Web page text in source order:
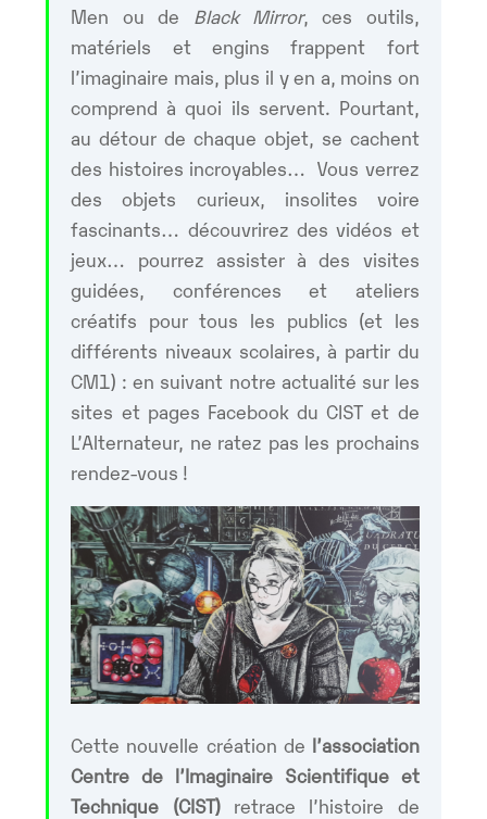
Men ou de Black Mirror, ces outils,
matériels et engins frappent fort
l’imaginaire mais, plus il y en a, moins on
comprend à quoi ils servent. Pourtant,
au détour de chaque objet, se cachent
des histoires incroyables… Vous verrez
des objets curieux, insolites voire
fascinants… découvrirez des vidéos et
jeux… pourrez assister à des visites
guidées, conférences et ateliers
créatifs pour tous les publics (et les
différents niveaux scolaires, à partir du
CM1) : en suivant notre actualité sur les
sites et pages Facebook du CIST et de
L’Alternateur, ne ratez pas les prochains
rendez-vous !
Cette nouvelle création de l’association
Centre de l’Imaginaire Scientifique et
Technique (CIST)retrace l’histoire de